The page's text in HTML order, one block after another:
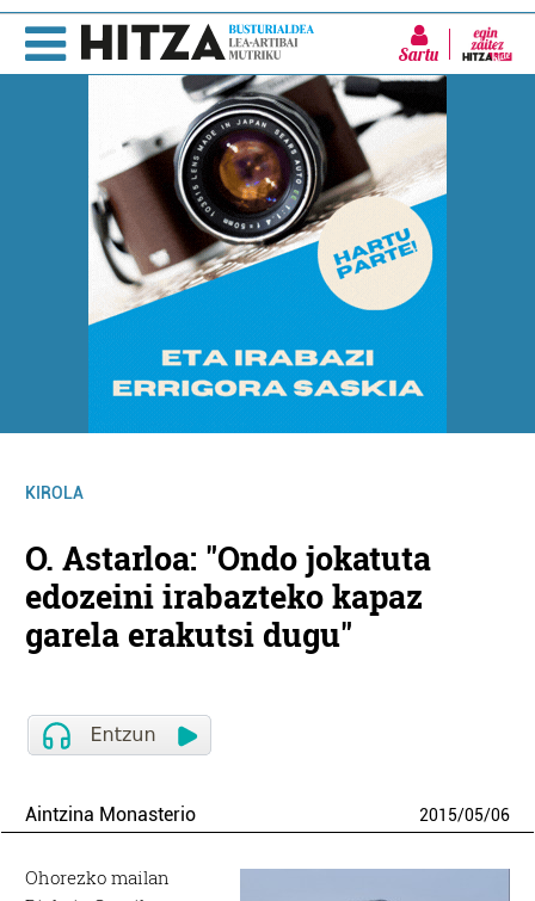
Sartu
KIROLA
O. Astarloa: "Ondo jokatuta
edozeini irabazteko kapaz
garela erakutsi dugu"
Aintzina Monasterio 2015/05/06
Ohorezko mailan